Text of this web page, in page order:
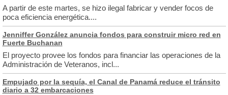
A partir de este martes, se hizo ilegal fabricar y vender focos de
poca eficiencia energética....
Jenniffer González anuncia fondos para construir micro red en
Fuerte Buchanan
El proyecto provee los fondos para financiar las operaciones de la
Administración de Veteranos, incl...
Empujado por la sequía, el Canal de Panamá reduce el tránsito
diario a 32 embarcaciones